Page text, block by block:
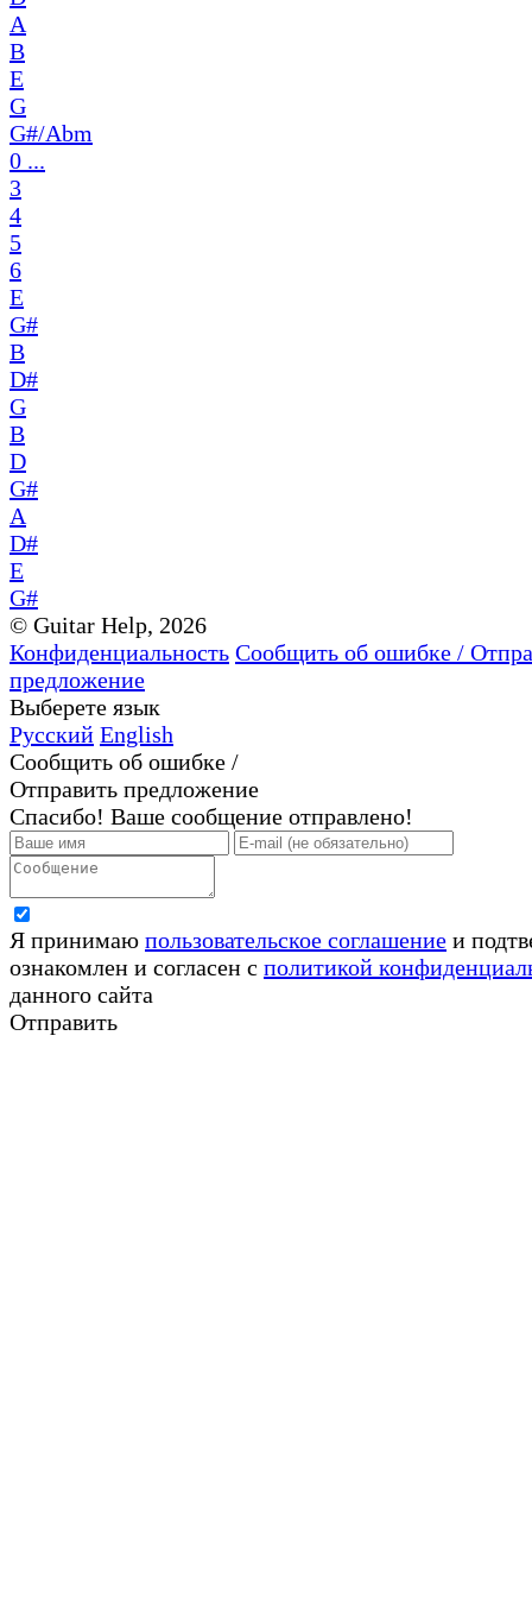
A
B
E
G
G#/Abm
0 ...
3
4
5
6
E
G#
B
D#
G
B
D
G#
A
D#
E
G#
© Guitar Help, 2026
Конфиденциальность Сообщить об ошибке /
предложение
Выберете язык
Русский English
Сообщить об ошибке /
Отправить предложение
Спасибо! Ваше сообщение отправлено!
Я принимаю пользовательское соглашение и
ознакомлен и согласен с политикой
данного сайта
Отправить